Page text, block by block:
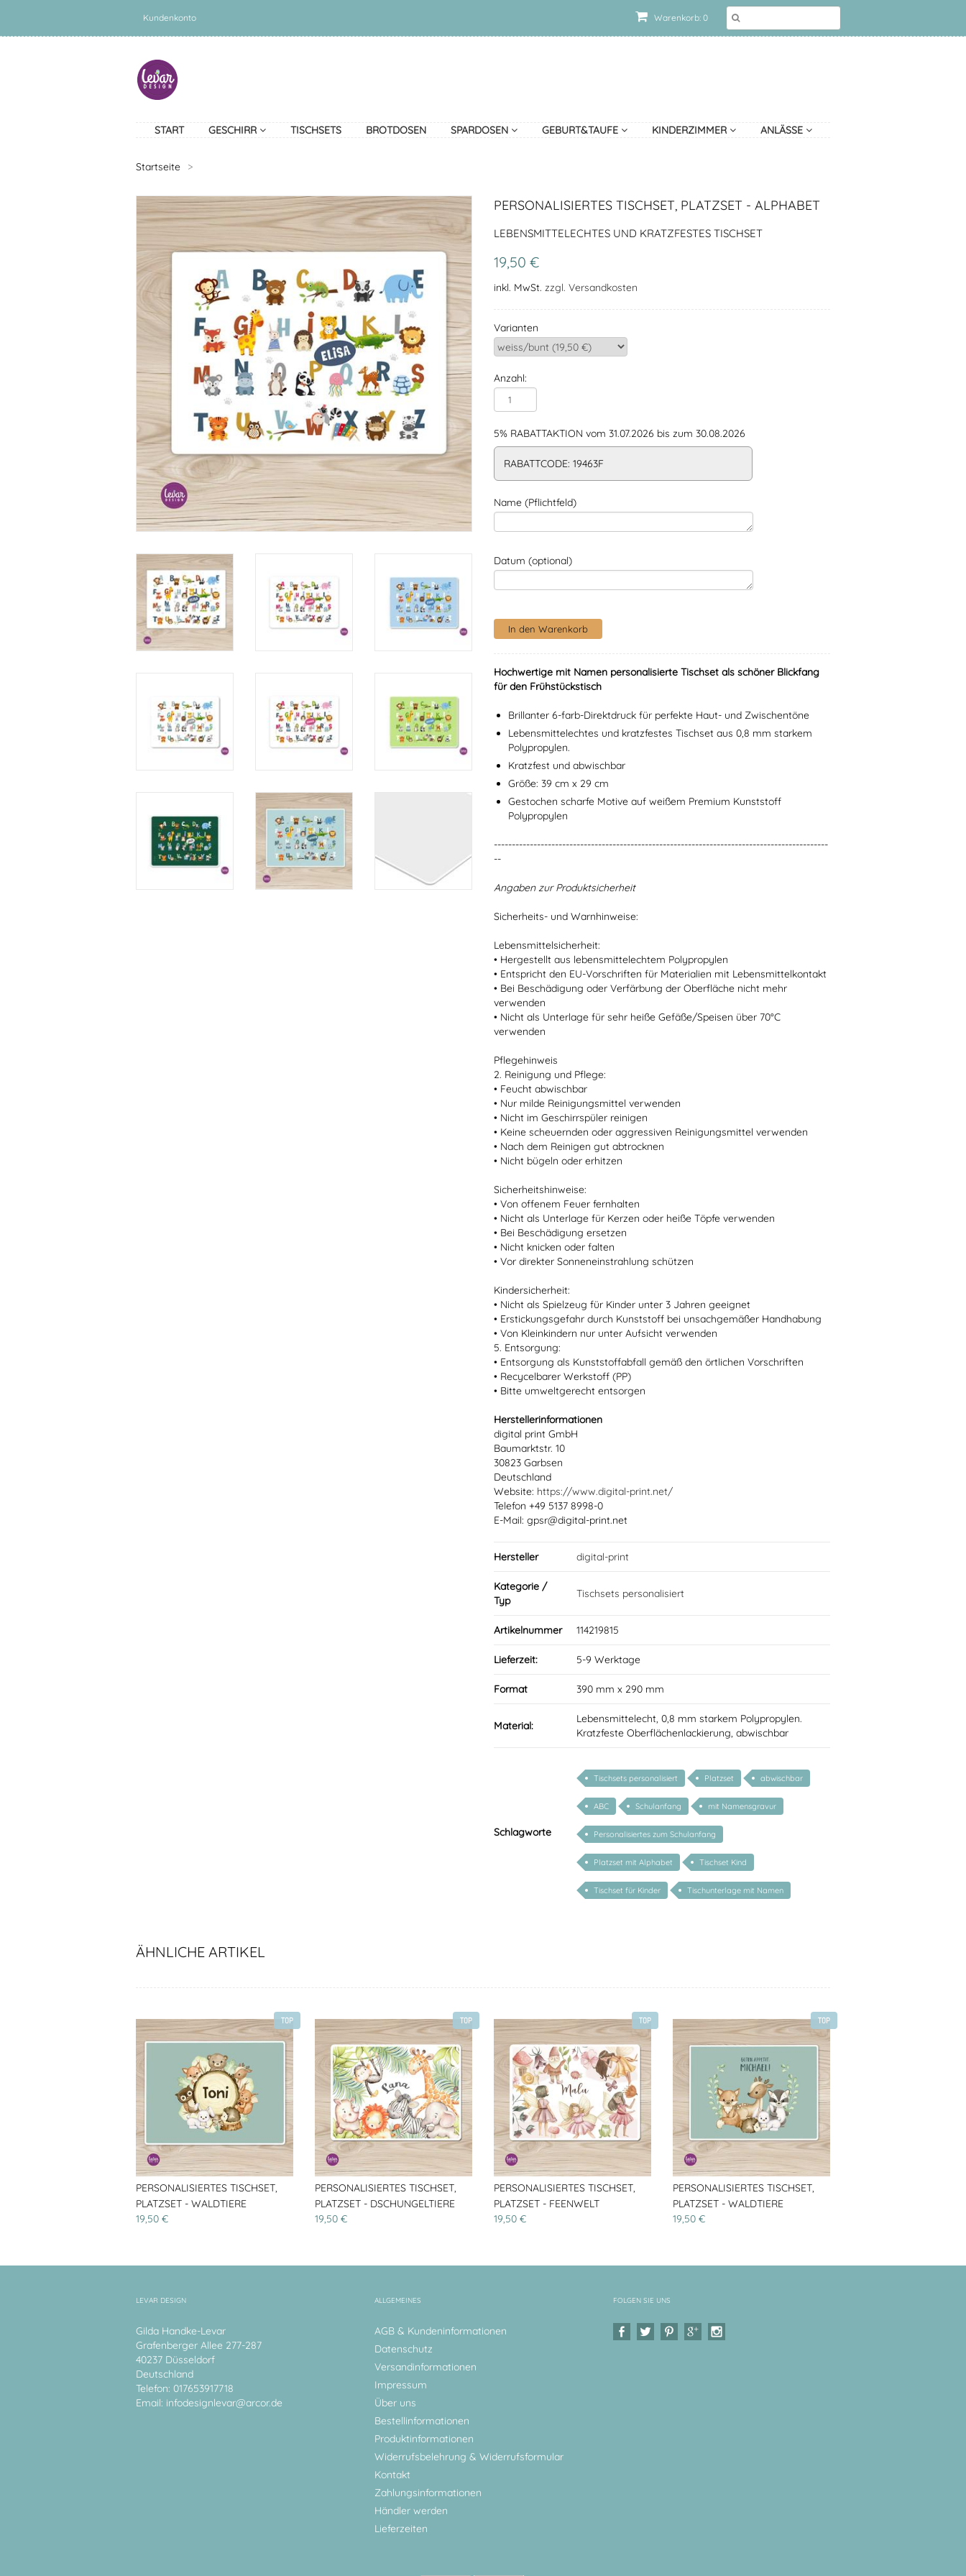
Warenkorb: 0
Kundenkonto
START GESCHIRR TISCHSETS BROTDOSEN SPARDOSEN GEBURT&TAUFE KINDERZIMMER ANLÄSSE
Startseite >
PERSONALISIERTES TISCHSET, PLATZSET - ALPHABET
LEBENSMITTELECHTES UND KRATZFESTES TISCHSET
19,50 €
inkl. MwSt. zzgl. Versandkosten
Varianten
Anzahl:
5% RABATTAKTION vom 31.07.2026 bis zum 30.08.2026
RABATTCODE: 19463F
Name (Pflichtfeld)
Datum (optional)
Hochwertige mit Namen personalisierte Tischset als schöner Blickfang
für den Frühstückstisch
Brillanter 6-farb-Direktdruck für perfekte Haut- und Zwischentöne
Lebensmittelechtes und kratzfestes Tischset aus 0,8 mm starkem
Polypropylen.
Kratzfest und abwischbar
Größe: 39 cm x 29 cm
Gestochen scharfe Motive auf weißem Premium Kunststoff
Polypropylen
---------------------------------------------------------------------------------------------
--
Angaben zur Produktsicherheit
Sicherheits- und Warnhinweise:
Lebensmittelsicherheit:
• Hergestellt aus lebensmittelechtem Polypropylen
• Entspricht den EU-Vorschriften für Materialien mit Lebensmittelkontakt
• Bei Beschädigung oder Verfärbung der Oberfläche nicht mehr
verwenden
• Nicht als Unterlage für sehr heiße Gefäße/Speisen über 70°C
verwenden
Pflegehinweis
2. Reinigung und Pflege:
• Feucht abwischbar
• Nur milde Reinigungsmittel verwenden
• Nicht im Geschirrspüler reinigen
• Keine scheuernden oder aggressiven Reinigungsmittel verwenden
• Nach dem Reinigen gut abtrocknen
• Nicht bügeln oder erhitzen
Sicherheitshinweise:
• Von offenem Feuer fernhalten
• Nicht als Unterlage für Kerzen oder heiße Töpfe verwenden
• Bei Beschädigung ersetzen
• Nicht knicken oder falten
• Vor direkter Sonneneinstrahlung schützen
Kindersicherheit:
• Nicht als Spielzeug für Kinder unter 3 Jahren geeignet
• Erstickungsgefahr durch Kunststoff bei unsachgemäßer Handhabung
• Von Kleinkindern nur unter Aufsicht verwenden
5. Entsorgung:
• Entsorgung als Kunststoffabfall gemäß den örtlichen Vorschriften
• Recycelbarer Werkstoff (PP)
• Bitte umweltgerecht entsorgen
Herstellerinformationen
digital print GmbH
Baumarktstr. 10
30823 Garbsen
Deutschland
Website: https://www.digital-print.net/
Telefon +49 5137 8998-0
E-Mail: gpsr@digital-print.net
Hersteller digital-print
Kategorie /
Typ
Tischsets personalisiert
Artikelnummer 114219815
Lieferzeit: 5-9 Werktage
Format 390 mm x 290 mm
Material:
Lebensmittelecht, 0,8 mm starkem Polypropylen.
Kratzfeste Oberflächenlackierung, abwischbar
Schlagworte
Tischsets personalisiert Platzset abwischbar
ABC Schulanfang mit Namensgravur
Personalisiertes zum Schulanfang
Platzset mit Alphabet Tischset Kind
Tischset für Kinder Tischunterlage mit Namen
ÄHNLICHE ARTIKEL
TOP
PERSONALISIERTES TISCHSET,
PLATZSET - WALDTIERE
19,50 €
TOP
PERSONALISIERTES TISCHSET,
PLATZSET - DSCHUNGELTIERE
19,50 €
TOP
PERSONALISIERTES TISCHSET,
PLATZSET - FEENWELT
19,50 €
TOP
PERSONALISIERTES TISCHSET,
PLATZSET - WALDTIERE
19,50 €
LEVAR DESIGN
Gilda Handke-Levar
Grafenberger Allee 277-287
40237 Düsseldorf
Deutschland
Telefon: 017653917718
Email: infodesignlevar@arcor.de
ALLGEMEINES
AGB & Kundeninformationen
Datenschutz
Versandinformationen
Impressum
Über uns
Bestellinformationen
Produktinformationen
Widerrufsbelehrung & Widerrufsformular
Kontakt
Zahlungsinformationen
Händler werden
Lieferzeiten
FOLGEN SIE UNS